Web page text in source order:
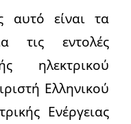
αυτό είναι τα
τις εντολές
ηλεκτρικού
Ελληνικού
Ενέργειας